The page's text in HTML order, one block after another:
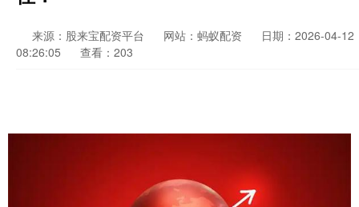
来源：股来宝配资平台 网站：蚂蚁配资
日期：2026-04-12
08:26:05
查看：203